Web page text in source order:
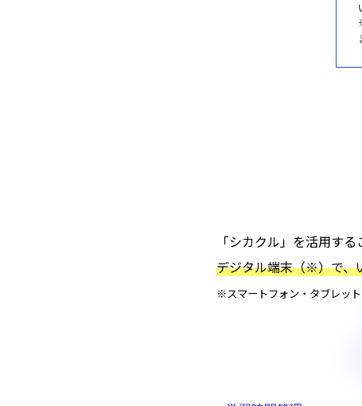
「シカクル」を活用する
デジタル端末（※）で、
※スマートフォン・タブレッ